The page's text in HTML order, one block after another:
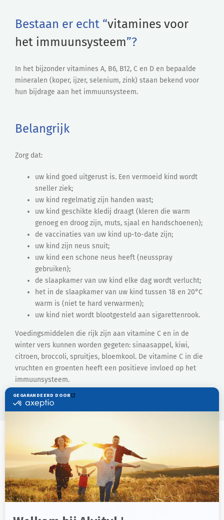
Bestaan er echt “vitamines voor
het immuunsysteem”?
In het bijzonder vitamines A, B6, B12, C en D en bepaalde
mineralen (koper, ijzer, selenium, zink) staan bekend voor
hun bijdrage aan het immuunsysteem.
Belangrijk
Zorg dat:
uw kind goed uitgerust is. Een vermoeid kind wordt
sneller ziek;
uw kind regelmatig zijn handen wast;
uw kind geschikte kledij draagt (kleren die warm
genoeg en droog zijn, muts, sjaal en handschoenen);
de vaccinaties van uw kind up-to-date zijn;
uw kind zijn neus snuit;
uw kind een schone neus heeft (neusspray
gebruiken);
de slaapkamer van uw kind elke dag wordt verlucht;
het in de slaapkamer van uw kind tussen 18 en 20°C
warm is (niet te hard verwarmen);
uw kind niet wordt blootgesteld aan sigarettenrook.
Voedingsmiddelen die rijk zijn aan vitamine C en in de
winter vers kunnen worden gegeten: sinaasappel, kiwi,
citroen, broccoli, spruitjes, bloemkool. De vitamine C in die
vruchten en groenten heeft een positieve invloed op het
immuunsysteem.
Zoek andereadviezen van
Alvityl